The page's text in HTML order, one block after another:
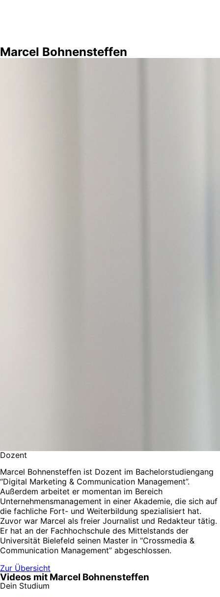
Marcel Bohnensteffen
Dozent
Marcel Bohnensteffen ist Dozent im Bachelorstudiengang
“Digital Marketing & Communication Management”.
Außerdem arbeitet er momentan im Bereich
Unternehmensmanagement in einer Akademie, die sich auf
die fachliche Fort- und Weiterbildung spezialisiert hat.
Zuvor war Marcel als freier Journalist und Redakteur tätig.
Er hat an der Fachhochschule des Mittelstands der
Universität Bielefeld seinen Master in “Crossmedia &
Communication Management” abgeschlossen.
Zur Übersicht
Videos mit Marcel Bohnensteffen
Dein Studium